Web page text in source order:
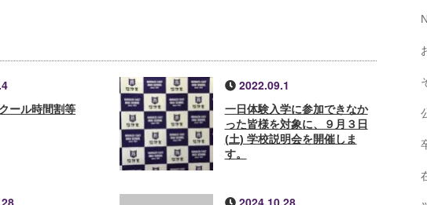
ール時間割等
2022.09.1
一日体験入学に参加できなか
った皆様を対象に、９月３日
(土) 学校説明会を開催しま
す。